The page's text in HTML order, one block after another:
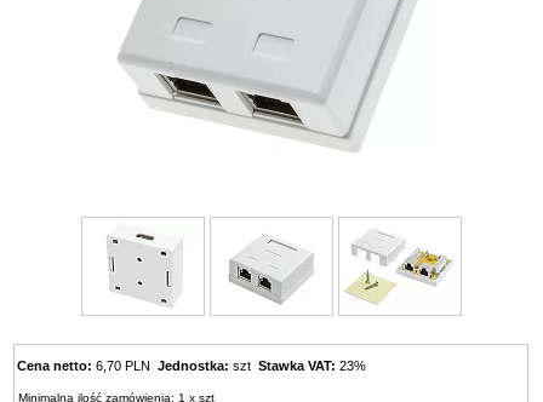
Cena netto: 6,70 PLNJednostka: sztStawka VAT: 23%
Minimalna ilość zamówienia: 1 x szt